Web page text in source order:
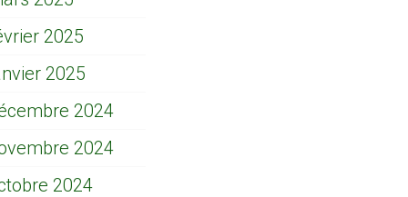
2025
2025
2024
2024
2024